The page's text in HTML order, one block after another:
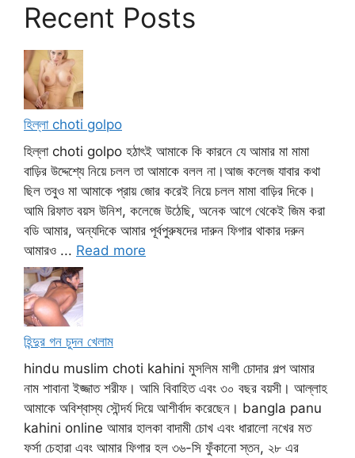
Recent Posts
হিল্লা choti golpo
হিল্লা choti golpo হঠাৎই আমাকে কি কারনে যে আমার মা মামা
বাড়ির উদ্দেশ্যে নিয়ে চলল তা আমাকে বলল না।আজ কলেজ যাবার কথা
ছিল তবুও মা আমাকে প্রায় জোর করেই নিয়ে চলল মামা বাড়ির দিকে।
আমি রিফাত বয়স উনিশ, কলেজে উঠেছি, অনেক আগে থেকেই জিম করা
বডি আমার, অন্যদিকে আমার পূর্বপুরুষদের দারুন ফিগার থাকার দরুন
আমারও ... Read more
হিন্দুর গন চুদন খেলাম
hindu muslim choti kahini মুসলিম মাগী চোদার গল্প আমার
নাম শাবানা ইজ্জাত শরীফ। আমি বিবাহিত এবং ৩০ বছর বয়সী। আল্লাহ
আমাকে অবিশ্বাস্য সৌন্দর্য দিয়ে আশীর্বাদ করেছেন। bangla panu
kahini online আমার হালকা বাদামী চোখ এবং ধারালো নখের মত
ফর্সা চেহারা এবং আমার ফিগার হল ৩৬-সি ফুঁকানো স্তন, ২৮ এর